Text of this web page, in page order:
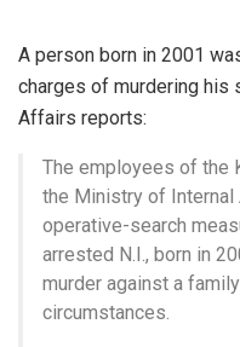
A person born in 2001
charges of murdering
Affairs reports:
The employees of the
the Ministry of
operative-search
arrested N.I., born in
murder against a
circumstances.